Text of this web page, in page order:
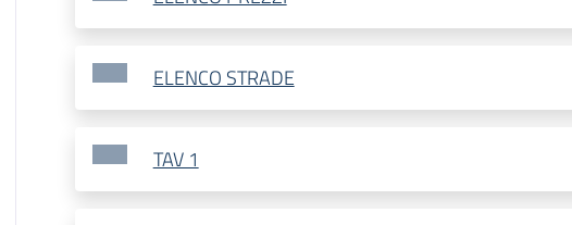
ELENCO STRADE
TAV 1